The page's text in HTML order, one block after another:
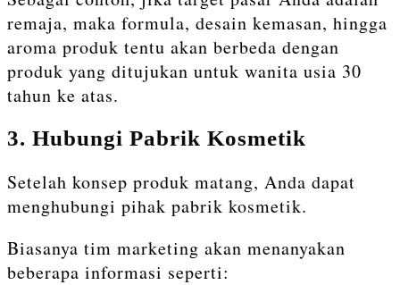
remaja, maka formula, desain kemasan, hingga
aroma produk tentu akan berbeda dengan
produk yang ditujukan untuk wanita usia 30
tahun ke atas.
3. Hubungi Pabrik Kosmetik
Setelah konsep produk matang, Anda dapat
menghubungi pihak pabrik kosmetik.
Biasanya tim marketing akan menanyakan
beberapa informasi seperti: